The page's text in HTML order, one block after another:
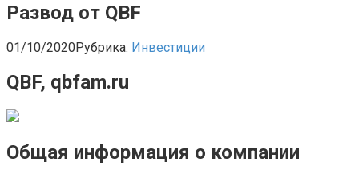
Развод от QBF
01/10/2020Рубрика: Инвестиции
QBF, qbfam.ru
Общая информация о компании